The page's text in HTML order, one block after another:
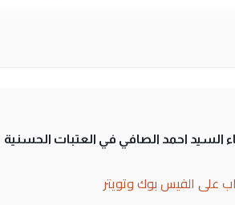
السيد احمد الصافي في العتبات الحسنية
على الفيس بوك وتويتر